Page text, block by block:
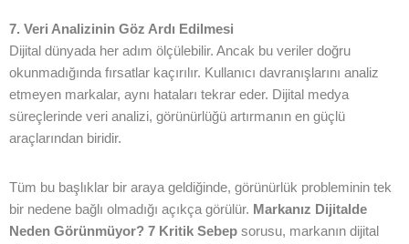
SOSYAL MEDYA YÖNETIMI
DIJITAL PAZARLAMA
WEB TASARIM
SEO
Blog
İletişim
7. Veri Analizinin Göz Ardı Edilmesi
Dijital dünyada her adım ölçülebilir. Ancak bu veriler doğru
okunmadığında fırsatlar kaçırılır. Kullanıcı davranışlarını analiz
etmeyen markalar, aynı hataları tekrar eder. Dijital medya
süreçlerinde veri analizi, görünürlüğü artırmanın en güçlü
araçlarından biridir.
Tüm bu başlıklar bir araya geldiğinde, görünürlük probleminin tek
bir nedene bağlı olmadığı açıkça görülür. Markanız Dijitalde
Neden Görünmüyor? 7 Kritik Sebep sorusu, markanın dijital